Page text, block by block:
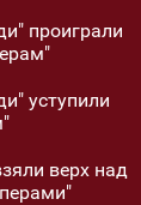
проиграли
уступили
верх над